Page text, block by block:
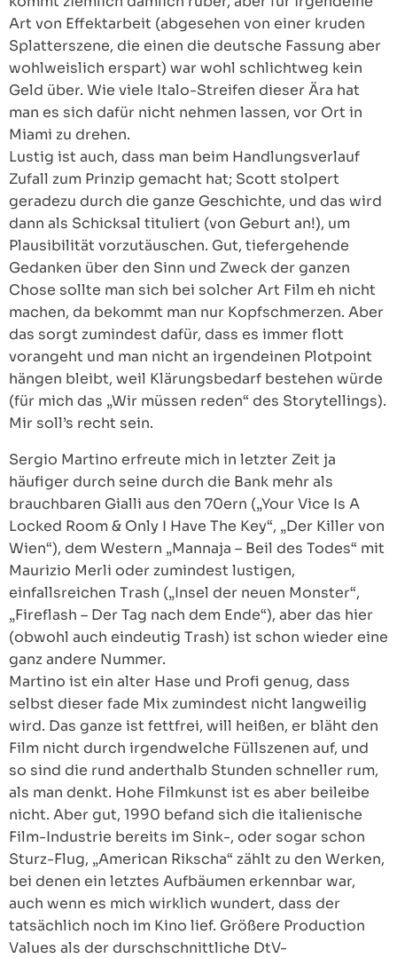
Art von Effektarbeit (abgesehen von einer kruden
Splatterszene, die einen die deutsche Fassung aber
wohlweislich erspart) war wohl schlichtweg kein
Geld über. Wie viele Italo-Streifen dieser Ära hat
man es sich dafür nicht nehmen lassen, vor Ort in
Miami zu drehen.
Lustig ist auch, dass man beim Handlungsverlauf
Zufall zum Prinzip gemacht hat; Scott stolpert
geradezu durch die ganze Geschichte, und das wird
dann als Schicksal tituliert (von Geburt an!), um
Plausibilität vorzutäuschen. Gut, tiefergehende
Gedanken über den Sinn und Zweck der ganzen
Chose sollte man sich bei solcher Art Film eh nicht
machen, da bekommt man nur Kopfschmerzen. Aber
das sorgt zumindest dafür, dass es immer flott
vorangeht und man nicht an irgendeinen Plotpoint
hängen bleibt, weil Klärungsbedarf bestehen würde
(für mich das „Wir müssen reden“ des Storytellings).
Mir soll’s recht sein.
Sergio Martino erfreute mich in letzter Zeit ja
häufiger durch seine durch die Bank mehr als
brauchbaren Gialli aus den 70ern („Your Vice Is A
Locked Room & Only I Have The Key“, „Der Killer von
Wien“), dem Western „Mannaja – Beil des Todes“ mit
Maurizio Merli oder zumindest lustigen,
einfallsreichen Trash („Insel der neuen Monster“,
„Fireflash – Der Tag nach dem Ende“), aber das hier
(obwohl auch eindeutig Trash) ist schon wieder eine
ganz andere Nummer.
Martino ist ein alter Hase und Profi genug, dass
selbst dieser fade Mix zumindest nicht langweilig
wird. Das ganze ist fettfrei, will heißen, er bläht den
Film nicht durch irgendwelche Füllszenen auf, und
so sind die rund anderthalb Stunden schneller rum,
als man denkt. Hohe Filmkunst ist es aber beileibe
nicht. Aber gut, 1990 befand sich die italienische
Film-Industrie bereits im Sink-, oder sogar schon
Sturz-Flug, „American Rikscha“ zählt zu den Werken,
bei denen ein letztes Aufbäumen erkennbar war,
auch wenn es mich wirklich wundert, dass der
tatsächlich noch im Kino lief. Größere Production
Values als der durschschnittliche DtV-